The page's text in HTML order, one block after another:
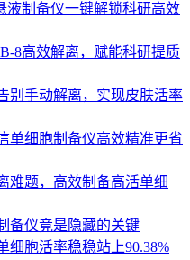
液制备仪一键解锁科研高效
8高效解离，赋能科研提质
别手动解离，实现皮肤活率
单细胞制备仪高效精准更省
难题，高效制备高活单细
备仪竟是隐藏的关键
细胞活率稳稳站上90.38%